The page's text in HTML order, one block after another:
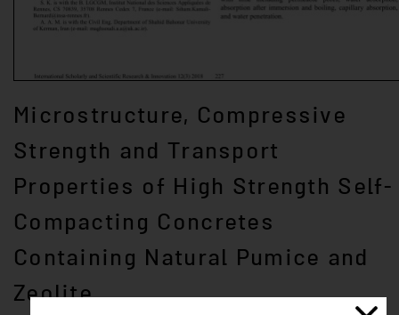
Microstructure, Compressive
Strength and Transport
Properties of High Strength Self-
Compacting Concretes
Containing Natural Pumice and
Zeolite